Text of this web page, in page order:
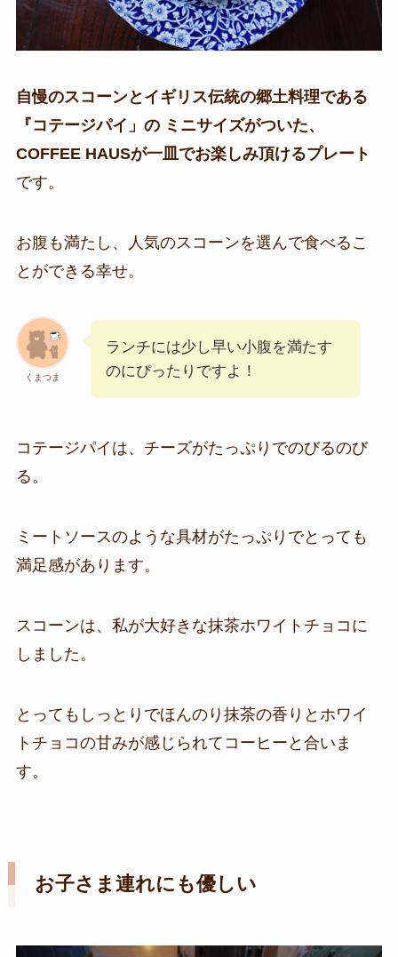
自慢のスコーンとイギリス伝統の郷土料理である
『コテージパイ」の ミニサイズがついた、
COFFEE HAUSが一皿でお楽しみ頂けるプレート
です。
お腹も満たし、人気のスコーンを選んで食べるこ
とができる幸せ。
くまつま
ランチには少し早い小腹を満たす
のにぴったりですよ！
コテージパイは、チーズがたっぷりでのびるのび
る。
ミートソースのような具材がたっぷりでとっても
満足感があります。
スコーンは、私が大好きな抹茶ホワイトチョコに
しました。
とってもしっとりでほんのり抹茶の香りとホワイ
トチョコの甘みが感じられてコーヒーと合いま
す。
お子さま連れにも優しい